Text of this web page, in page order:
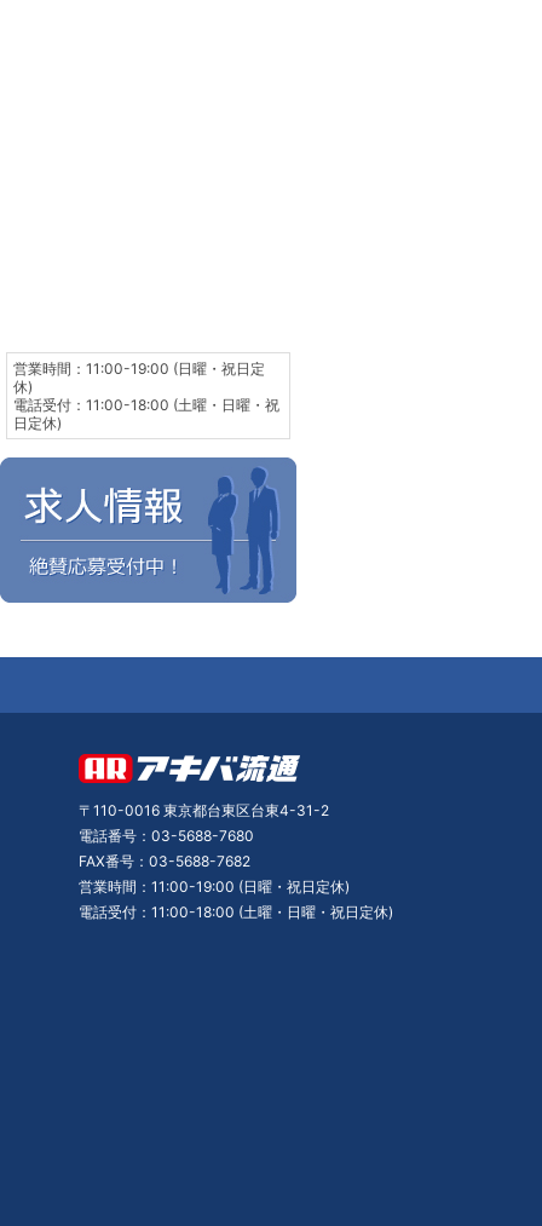
営業時間：11:00-19:00 (日曜・祝日定
休)
電話受付：11:00-18:00 (土曜・日曜・祝
日定休)
〒110-0016 東京都台東区台東4-31-2
電話番号：03-5688-7680
FAX番号：03-5688-7682
営業時間：11:00-19:00 (日曜・祝日定休)
電話受付：11:00-18:00 (土曜・日曜・祝日定休)